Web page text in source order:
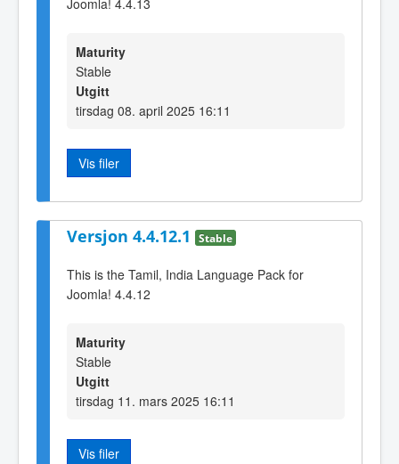
Maturity
Stable
Utgitt
tirsdag 08. april 2025 16:11
Vis filer
Versjon 4.4.12.1 Stable
This is the Tamil, India Language Pack for
Joomla! 4.4.12
Maturity
Stable
Utgitt
tirsdag 11. mars 2025 16:11
Vis filer